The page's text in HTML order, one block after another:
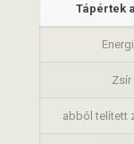
Tápértek
Zsír
abból telített